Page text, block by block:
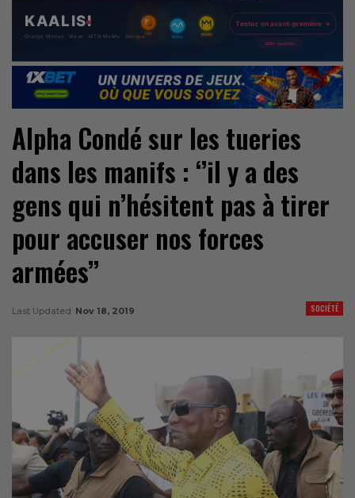
Alpha Condé sur les tueries
dans les manifs : ‘’il y a des
gens qui n’hésitent pas à tirer
pour accuser nos forces
armées’’
SOCIÉTÉ
Last Updated Nov 18, 2019